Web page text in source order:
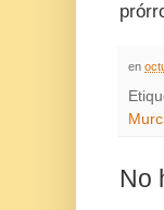
en
No